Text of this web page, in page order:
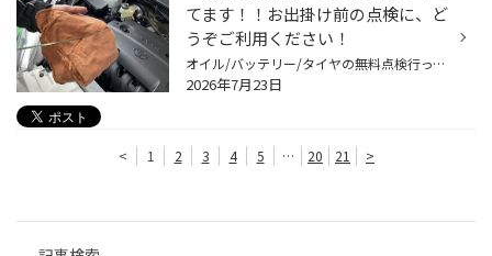
てます！！お出掛け前の点検に、ど
うぞご利用ください！
オイル/バッテリー/タイヤの無料点検行っています！！！ 今回は、点検の内容をご紹介させていただきます！ オイル点検のご紹介 駐車場内でも簡単にできる点検です。 オイルレベルゲージで『油量は適切か』『オイルが汚れていないか』をチェックします 交換のタイミングが近いお客様には、その旨をお...
2026年7月23日
< 1 2 3 4 5 … 20 21 >